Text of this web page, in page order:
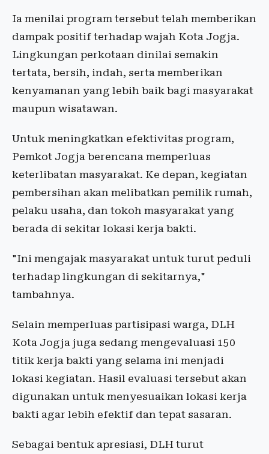
Ia menilai program tersebut telah memberikan
dampak positif terhadap wajah Kota Jogja.
Lingkungan perkotaan dinilai semakin
tertata, bersih, indah, serta memberikan
kenyamanan yang lebih baik bagi masyarakat
maupun wisatawan.
Untuk meningkatkan efektivitas program,
Pemkot Jogja berencana memperluas
keterlibatan masyarakat. Ke depan, kegiatan
pembersihan akan melibatkan pemilik rumah,
pelaku usaha, dan tokoh masyarakat yang
berada di sekitar lokasi kerja bakti.
"Ini mengajak masyarakat untuk turut peduli
terhadap lingkungan di sekitarnya,"
tambahnya.
Selain memperluas partisipasi warga, DLH
Kota Jogja juga sedang mengevaluasi 150
titik kerja bakti yang selama ini menjadi
lokasi kegiatan. Hasil evaluasi tersebut akan
digunakan untuk menyesuaikan lokasi kerja
bakti agar lebih efektif dan tepat sasaran.
Sebagai bentuk apresiasi, DLH turut